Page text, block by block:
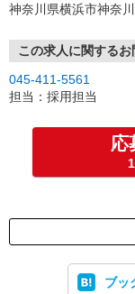
神奈川県横浜市神奈
この求人に関する
045-411-5561
担当：採用担当
応
ブッ